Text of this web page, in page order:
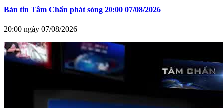
Bản tin Tâm Chấn phát sóng 20:00 07/08/2026
20:00 ngày 07/08/2026